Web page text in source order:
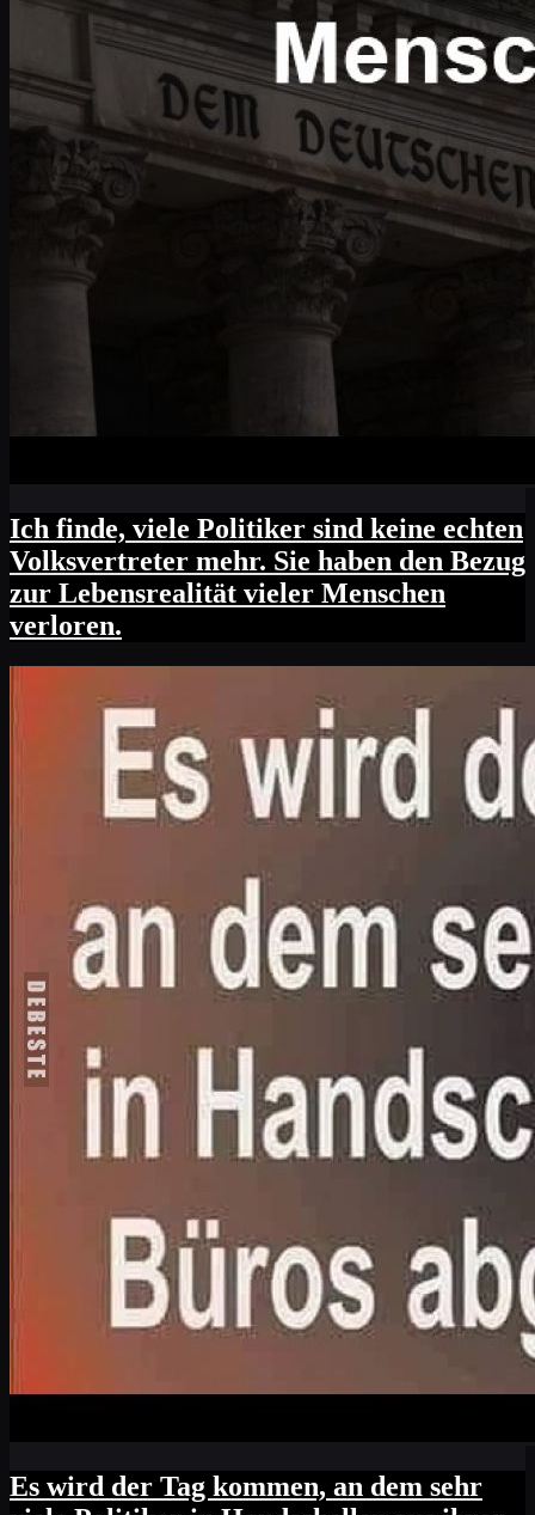
Ich finde, viele Politiker sind keine echten
Volksvertreter mehr. Sie haben den Bezug
zur Lebensrealität vieler Menschen
verloren.
Es wird der Tag kommen, an dem sehr